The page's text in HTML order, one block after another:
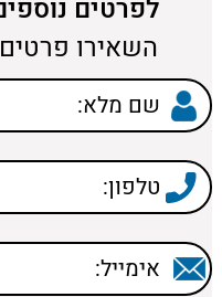
לפרטים
השאירו